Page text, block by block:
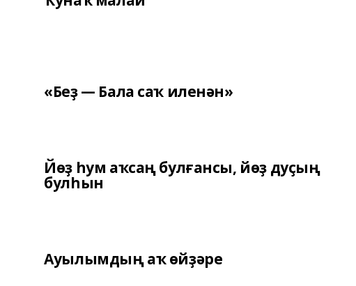
«Беҙ — Бала саҡ иленән»
Йөҙ һум аҡсаң булғансы, йөҙ дуҫың
булһын
Ауылымдың аҡ өйҙәре